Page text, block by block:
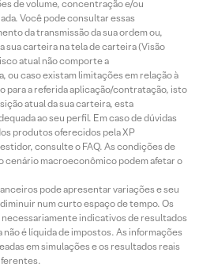
de volume, concentração e/ou
Você pode consultar essas
da transmissão da sua ordem ou,
sua carteira na tela de carteira (Visão
atual não comporte a
caso existam limitações em relação à
para a referida aplicação/contratação, isto
atual da sua carteira, esta
ao seu perfil. Em caso de dúvidas
produtos oferecidos pela XP
consulte o FAQ. As condições de
cenário macroeconômico podem afetar o
pode apresentar variações e seu
num curto espaço de tempo. Os
indicativos de resultados
é líquida de impostos. As informações
em simulações e os resultados reais